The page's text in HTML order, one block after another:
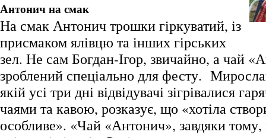
Антонич на смак
На смак Антонич трошки гіркуватий, із
присмаком ялівцю та інших гірських
зел. Не сам Богдан-Ігор, звичайно, а чай
зроблений спеціально для фесту.
якій усі три дні відвідувачі зігрівалися
чаями та кавою, розказує, що «хотіла
особливе». «Чай «Антонич», завдяки